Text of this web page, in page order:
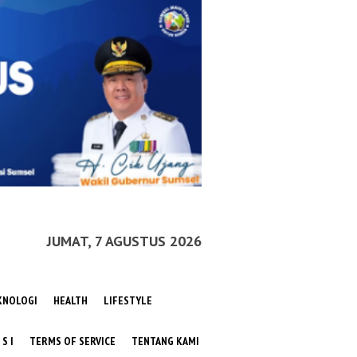
JUMAT, 7 AGUSTUS 2026
HEALTH LIFESTYLE
S I TERMS OF SERVICE TENTANG KAMI